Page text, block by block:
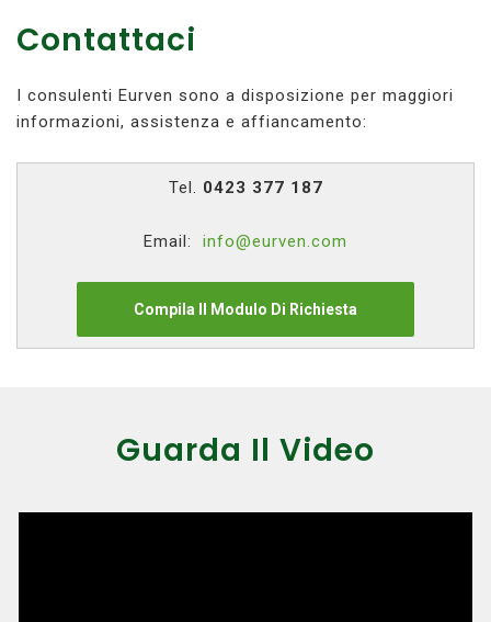
Contattaci
I consulenti Eurven sono a disposizione per maggiori
informazioni, assistenza e affiancamento:
Tel. 0423 377 187
Email: info@eurven.com
Compila Il Modulo Di Richiesta
Guarda Il Video